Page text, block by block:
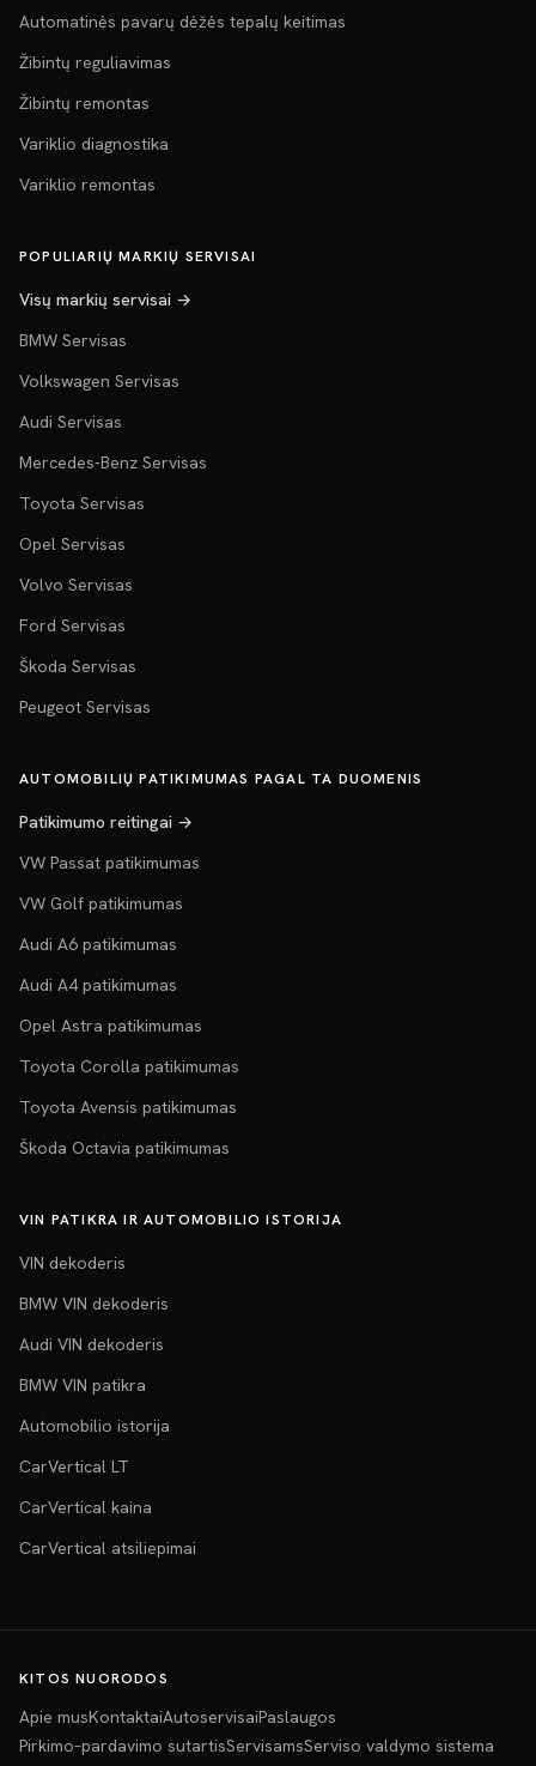
Automatinės pavarų dėžės tepalų keitimas
Žibintų reguliavimas
Žibintų remontas
Variklio diagnostika
Variklio remontas
POPULIARIŲ MARKIŲ SERVISAI
Visų markių servisai →
BMW Servisas
Volkswagen Servisas
Audi Servisas
Mercedes-Benz Servisas
Toyota Servisas
Opel Servisas
Volvo Servisas
Ford Servisas
Škoda Servisas
Peugeot Servisas
AUTOMOBILIŲ PATIKIMUMAS PAGAL TA DUOMENIS
Patikimumo reitingai →
VW Passat patikimumas
VW Golf patikimumas
Audi A6 patikimumas
Audi A4 patikimumas
Opel Astra patikimumas
Toyota Corolla patikimumas
Toyota Avensis patikimumas
Škoda Octavia patikimumas
VIN PATIKRA IR AUTOMOBILIO ISTORIJA
VIN dekoderis
BMW VIN dekoderis
Audi VIN dekoderis
BMW VIN patikra
Automobilio istorija
CarVertical LT
CarVertical kaina
CarVertical atsiliepimai
KITOS NUORODOS
Apie musKontaktaiAutoservisaiPaslaugos
Pirkimo–pardavimo sutartisServisamsServiso valdymo sistema